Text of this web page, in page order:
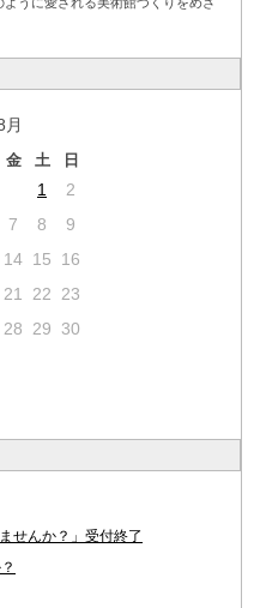
月
金 土 日
1
2
7 8
9
14 15
16
21 22
23
28 29
30
せんか？」受付終了